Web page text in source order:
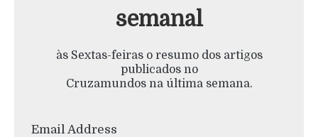
semanal
às Sextas-feiras o resumo dos artigos
publicados no
Cruzamundos na última semana.
Email Address